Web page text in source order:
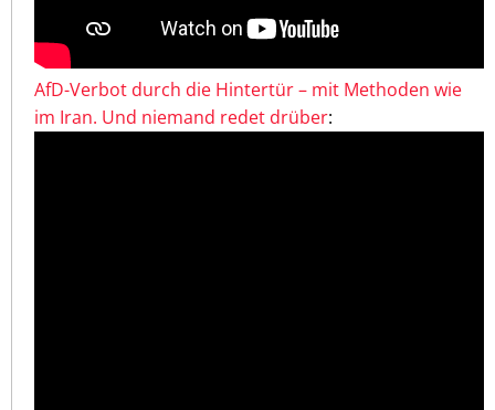
AfD-Verbot durch die Hintertür – mit Methoden wie
im Iran. Und niemand redet drüber: